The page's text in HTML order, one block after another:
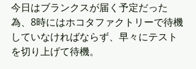
今日はブランクスが届く予定だった
為、8時にはホコタファクトリーで待機
していなければならず、早々にテスト
を切り上げて待機。